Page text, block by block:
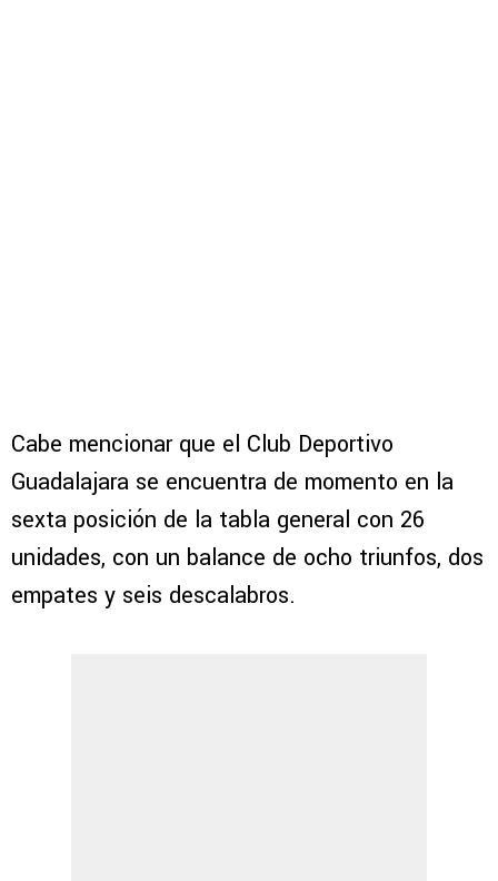
Cabe mencionar que el Club Deportivo
Guadalajara se encuentra de momento en la
sexta posición de la tabla general con 26
unidades, con un balance de ocho triunfos, dos
empates y seis descalabros.